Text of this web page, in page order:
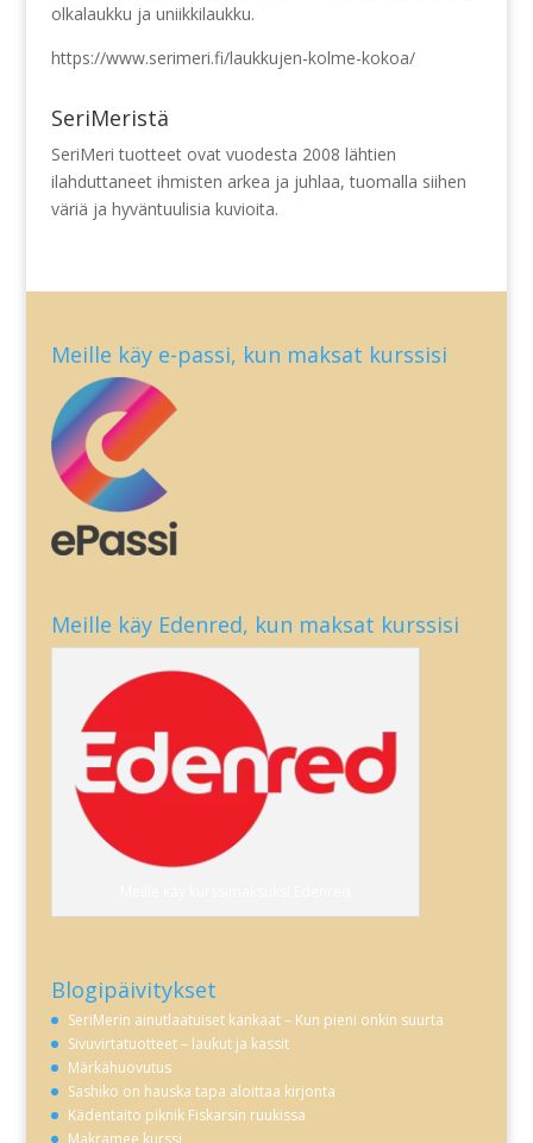
olkalaukku ja uniikkilaukku.
https://www.serimeri.fi/laukkujen-kolme-kokoa/
SeriMeristä
SeriMeri tuotteet ovat vuodesta 2008 lähtien
ilahduttaneet ihmisten arkea ja juhlaa, tuomalla siihen
väriä ja hyväntuulisia kuvioita.
Meille käy e-passi, kun maksat kurssisi
Meille käy Edenred, kun maksat kurssisi
Blogipäivitykset
SeriMerin ainutlaatuiset kankaat – Kun pieni onkin suurta
Sivuvirtatuotteet – laukut ja kassit
Märkähuovutus
Sashiko on hauska tapa aloittaa kirjonta
Kädentaito piknik Fiskarsin ruukissa
Makramee kurssi